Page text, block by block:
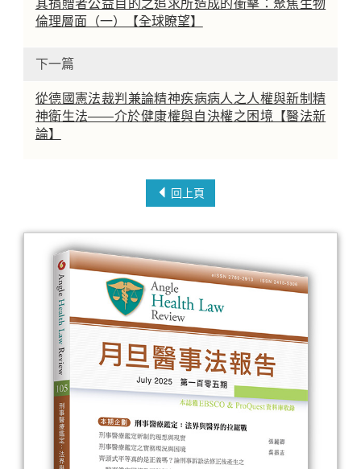
其捐贈者公益目的之追求所造成的衝擊：聚焦生物
倫理層面（一）【全球瞭望】
下一篇
從德國憲法裁判兼論精神疾病病人之人權與新制精
神衛生法——介於健康權與自決權之困境【醫法新
論】
回上頁